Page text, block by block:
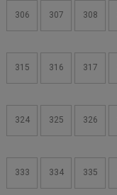
306 307 308
315 316 317
324 325 326
333 334 335